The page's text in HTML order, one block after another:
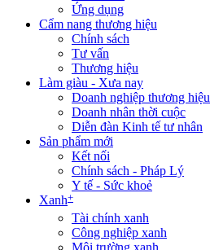
Ứng dụng
Cẩm nang thương hiệu
Chính sách
Tư vấn
Thương hiệu
Làm giàu - Xưa nay
Doanh nghiệp thương hiệu
Doanh nhân thời cuộc
Diễn đàn Kinh tế tư nhân
Sản phẩm mới
Kết nối
Chính sách - Pháp Lý
Y tế - Sức khoẻ
Xanh+
Tài chính xanh
Công nghiệp xanh